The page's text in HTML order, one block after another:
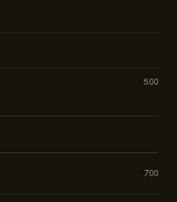
500
700